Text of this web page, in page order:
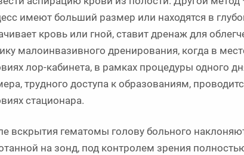
имеют больший размер или находятся в
кровь или гной, ставит дренаж для
малоинвазивного дренирования, когда в
лор-кабинета, в рамках процедуры одного
трудного доступа к образованиям,
стационара.
вскрытия гематомы голову больного
на зонд, под контролем зрения